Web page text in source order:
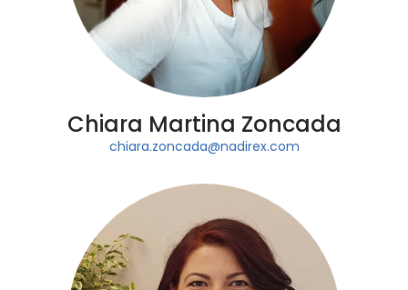
Chiara Martina Zoncada
chiara.zoncada@nadirex.com